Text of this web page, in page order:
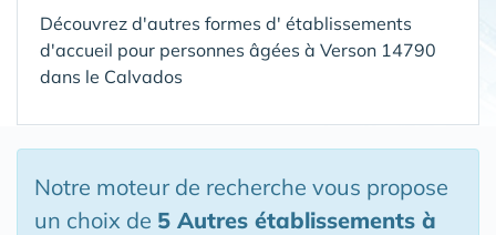
Découvrez d'autres formes d' établissements
d'accueil pour personnes âgées à Verson 14790
dans le Calvados
Notre moteur de recherche vous propose
un choix de 5 Autres établissements à